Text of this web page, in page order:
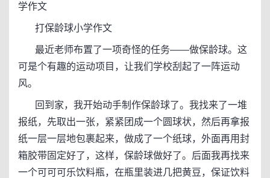
学作文
打保龄球小学作文
最近老师布置了一项奇怪的任务——做保龄球。这
可是个有趣的运动项目，让我们学校刮起了一阵运动
风。
回到家，我开始动手制作保龄球了。我找来了一堆
报纸，先取出一张，紧紧团成一个圆球状，然后再拿报
纸一层一层地包裹起来，做成了一个纸球，外面再用封
箱胶带固定好了，这样，保龄球做好了。后面我再找来
一个可可可乐饮料瓶，在瓶里装进几把黄豆，保证饮料